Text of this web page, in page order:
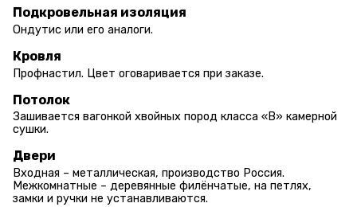
Подкровельная изоляция
Ондутис или его аналоги.
Кровля
Профнастил. Цвет оговаривается при заказе.
Потолок
Зашивается вагонкой хвойных пород класса «В» камерной
сушки.
Двери
Входная – металлическая, производство Россия.
Межкомнатные – деревянные филёнчатые, на петлях,
замки и ручки не устанавливаются.